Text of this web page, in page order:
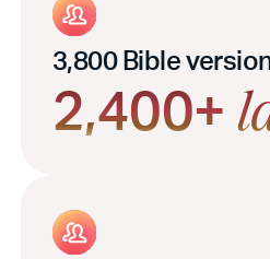
3,800 Bible
2,400+